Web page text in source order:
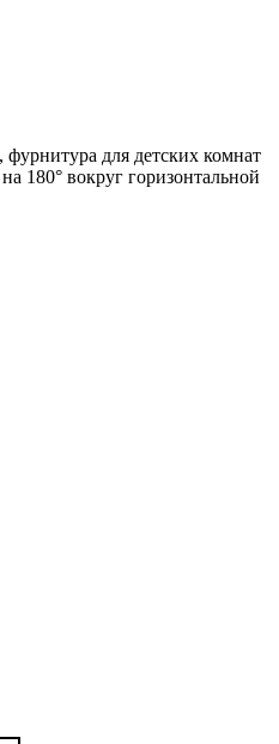
для детских комнат
180° вокруг горизонтальной